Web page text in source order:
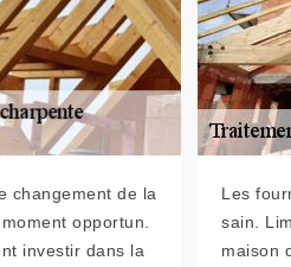
changement de la
opportun.
investir dans la
Les
sain.
maison